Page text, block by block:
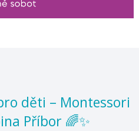
děti – Montessori
Příbor 🌈✨